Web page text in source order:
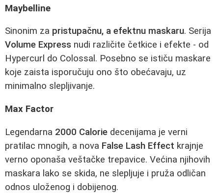
Maybelline
Sinonim za pristupačnu, a efektnu maskaru. Serija
Volume Express nudi različite četkice i efekte - od
Hypercurl do Colossal. Posebno se ističu maskare
koje zaista isporučuju ono što obećavaju, uz
minimalno slepljivanje.
Max Factor
Legendarna 2000 Calorie decenijama je verni
pratilac mnogih, a nova False Lash Effect krajnje
verno oponaša veštačke trepavice. Većina njihovih
maskara lako se skida, ne slepljuje i pruža odličan
odnos uloženog i dobijenog.